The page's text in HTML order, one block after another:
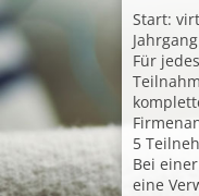
Start:
Für
5
Bei
eine